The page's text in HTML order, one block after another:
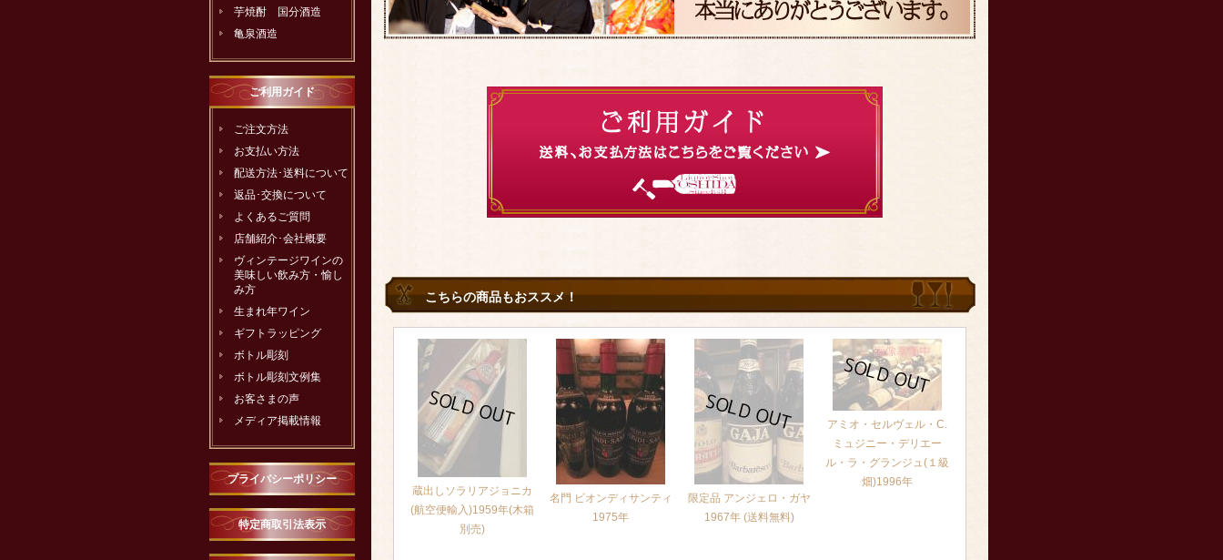
芋焼酎 国分酒造
亀泉酒造
ご利用ガイド
ご注文方法
お支払い方法
配送方法･送料について
返品･交換について
よくあるご質問
店舗紹介･会社概要
ヴィンテージワインの
美味しい飲み方・愉し
み方
生まれ年ワイン
ギフトラッピング
ボトル彫刻
ボトル彫刻文例集
お客さまの声
メディア掲載情報
プライバシーポリシー
特定商取引法表示
こちらの商品もおススメ！
蔵出しソラリアジョニカ
(航空便輸入)1959年(木箱
別売)
名門 ビオンディサンティ
1975年
限定品 アンジェロ・ガヤ
1967年 (送料無料)
アミオ・セルヴェル・C.
ミュジニー・デリエー
ル・ラ・グランジュ(１級
畑)1996年